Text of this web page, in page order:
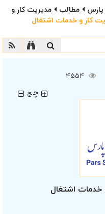
مطالب
مدیریت کار و
کار و خدمات اشتغال
۴۵۵۴
چچ
خدمات اشتغال